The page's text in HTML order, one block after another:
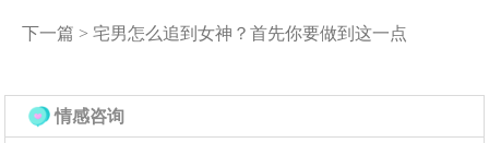
讲到这里可能很多人就会心一笑，他有钱嘛！有钱肯定是
可以帮丑男找到妹子的，如果是因为有钱找到妹子，这个
下一篇 > 宅男怎么追到女神？首先你要做到这一点
情感咨询